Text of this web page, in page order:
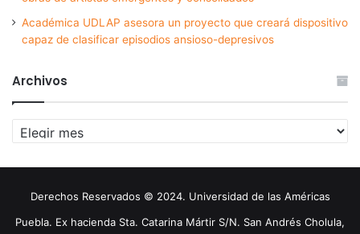
Académica UDLAP asesora un proyecto que creará dispositivo
capaz de clasificar episodios ansioso-depresivos
Archivos
Archivos
Derechos Reservados © 2024. Universidad de las Américas
Puebla. Ex hacienda Sta. Catarina Mártir S/N. San Andrés Cholula,